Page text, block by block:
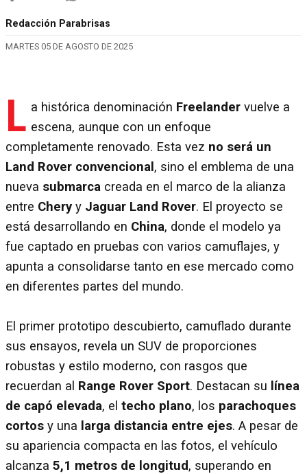
Redacción Parabrisas
MARTES 05 DE AGOSTO DE 2025
L a histórica denominación Freelander vuelve a
escena, aunque con un enfoque
completamente renovado. Esta vez no será un
Land Rover convencional , sino el emblema de una
nueva submarca creada en el marco de la alianza
entre Chery y Jaguar Land Rover. El proyecto se
está desarrollando en China, donde el modelo ya
fue captado en pruebas con varios camuflajes, y
apunta a consolidarse tanto en ese mercado como
en diferentes partes del mundo.
El primer prototipo descubierto, camuflado durante
sus ensayos, revela un SUV de proporciones
robustas y estilo moderno, con rasgos que
recuerdan al Range Rover Sport. Destacan su línea
de capó elevada, el techo plano, los parachoques
cortos y una larga distancia entre ejes. A pesar de
su apariencia compacta en las fotos, el vehículo
alcanza 5,1 metros de longitud, superando en